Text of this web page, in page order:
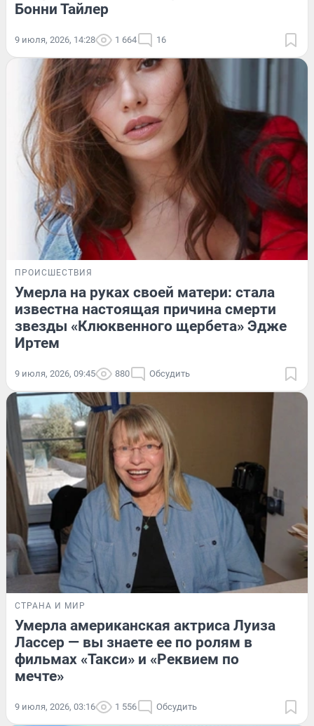
Бонни Тайлер
9 июля, 2026, 14:28 1 664 16
ПРОИСШЕСТВИЯ
Умерла на руках своей матери: стала
известна настоящая причина смерти
звезды «Клюквенного щербета» Эдже
Иртем
9 июля, 2026, 09:45 880 Обсудить
СТРАНА И МИР
Умерла американская актриса Луиза
Лассер — вы знаете ее по ролям в
фильмах «Такси» и «Реквием по
мечте»
9 июля, 2026, 03:16 1 556 Обсудить